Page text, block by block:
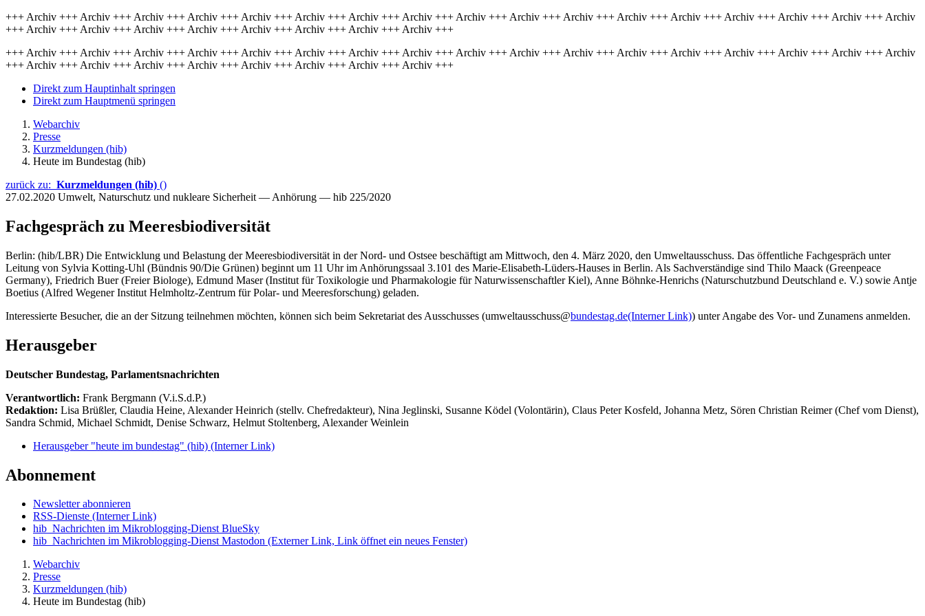
+++ Archiv +++ Archiv +++ Archiv +++ Archiv +++ Archiv +++ Archiv +++ Archiv +++ Archiv +++ Archiv +++ Archiv +++ Archiv +++ Archiv +++ Archiv +++ Archiv +++ Archiv +++ Archiv +++ Archiv
+++ Archiv +++ Archiv +++ Archiv +++ Archiv +++ Archiv +++ Archiv +++ Archiv +++ Archiv +++
+++ Archiv +++ Archiv +++ Archiv +++ Archiv +++ Archiv +++ Archiv +++ Archiv +++ Archiv +++ Archiv +++ Archiv +++ Archiv +++ Archiv +++ Archiv +++ Archiv +++ Archiv +++ Archiv +++ Archiv
+++ Archiv +++ Archiv +++ Archiv +++ Archiv +++ Archiv +++ Archiv +++ Archiv +++ Archiv +++
Direkt zum Hauptinhalt springen
Direkt zum Hauptmenü springen
Webarchiv
Presse
Kurzmeldungen (hib)
Heute im Bundestag (hib)
zurück zu: Kurzmeldungen (hib) ()
27.02.2020 Umwelt, Naturschutz und nukleare Sicherheit — Anhörung — hib 225/2020
Fachgespräch zu Meeresbiodiversität
Berlin: (hib/LBR) Die Entwicklung und Belastung der Meeresbiodiversität in der Nord- und Ostsee beschäftigt am Mittwoch, den 4. März 2020, den Umweltausschuss. Das öffentliche Fachgespräch unter
Leitung von Sylvia Kotting-Uhl (Bündnis 90/Die Grünen) beginnt um 11 Uhr im Anhörungssaal 3.101 des Marie-Elisabeth-Lüders-Hauses in Berlin. Als Sachverständige sind Thilo Maack (Greenpeace
Germany), Friedrich Buer (Freier Biologe), Edmund Maser (Institut für Toxikologie und Pharmakologie für Naturwissenschaftler Kiel), Anne Böhnke-Henrichs (Naturschutzbund Deutschland e. V.) sowie Antje
Boetius (Alfred Wegener Institut Helmholtz-Zentrum für Polar- und Meeresforschung) geladen.
Interessierte Besucher, die an der Sitzung teilnehmen möchten, können sich beim Sekretariat des Ausschusses (umweltausschuss@bundestag.de(Interner Link)) unter Angabe des Vor- und Zunamens anmelden.
Herausgeber
Deutscher Bundestag, Parlamentsnachrichten
Verantwortlich: Frank Bergmann (V.i.S.d.P.)
Redaktion: Lisa Brüßler, Claudia Heine, Alexander Heinrich (stellv. Chefredakteur), Nina Jeglinski, Susanne Ködel (Volontärin), Claus Peter Kosfeld, Johanna Metz, Sören Christian Reimer (Chef vom Dienst),
Sandra Schmid, Michael Schmidt, Denise Schwarz, Helmut Stoltenberg, Alexander Weinlein
Herausgeber "heute im bundestag" (hib) (Interner Link)
Abonnement
Newsletter abonnieren
RSS-Dienste (Interner Link)
hib_Nachrichten im Mikroblogging-Dienst BlueSky
hib_Nachrichten im Mikroblogging-Dienst Mastodon (Externer Link, Link öffnet ein neues Fenster)
Webarchiv
Presse
Kurzmeldungen (hib)
Heute im Bundestag (hib)